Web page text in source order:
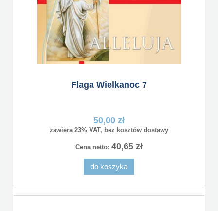
Flaga Wielkanoc 7
50,00 zł
zawiera 23% VAT, bez kosztów dostawy
Cena netto: 40,65 zł
do koszyka